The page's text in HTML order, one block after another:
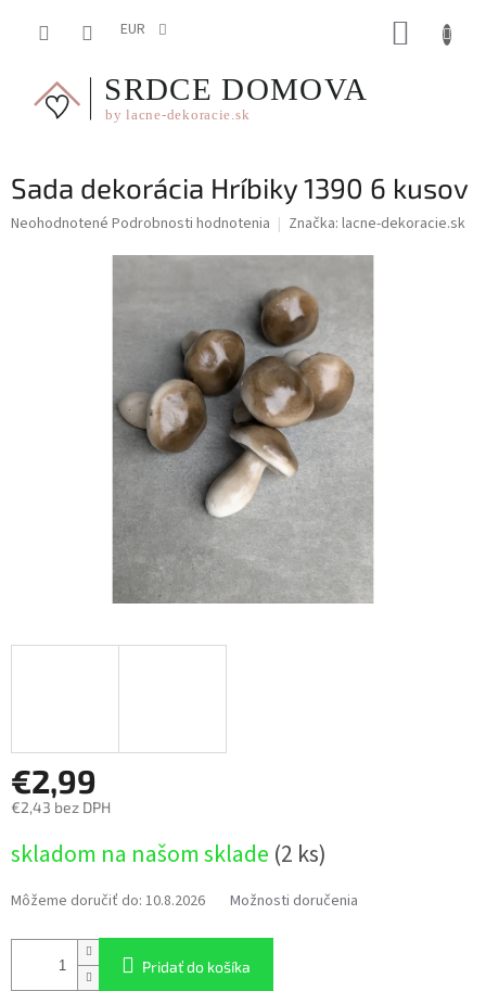
EUR
Sada dekorácia Hríbiky 1390 6 kusov
Priemerné
Neohodnotené Podrobnosti hodnotenia Značka: lacne-dekoracie.sk
€2,99
€2,43 bez DPH
cena:
skladom na našom sklade (2 ks)
Môžeme doručiť do: 10.8.2026 Možnosti doručenia
Pridať do košíka